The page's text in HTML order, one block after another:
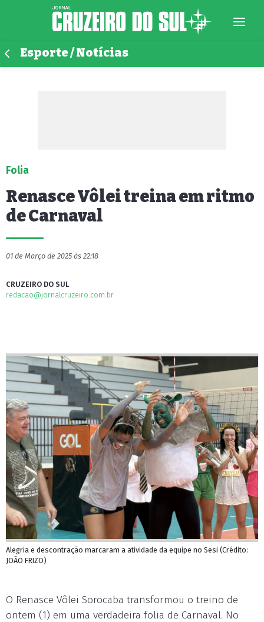
Esporte / Notícias
Folia
Renasce Vôlei treina em ritmo
de Carnaval
01 de Março de 2025 às 22:18
CRUZEIRO DO SUL
redacao@jornalcruzeiro.com.br
Alegria e descontração marcaram a atividade da equipe no Sesi (Crédito:
JOÃO FRIZO)
O Renasce Vôlei Sorocaba transformou o treino de
ontem (1) em uma verdadeira folia de Carnaval. No